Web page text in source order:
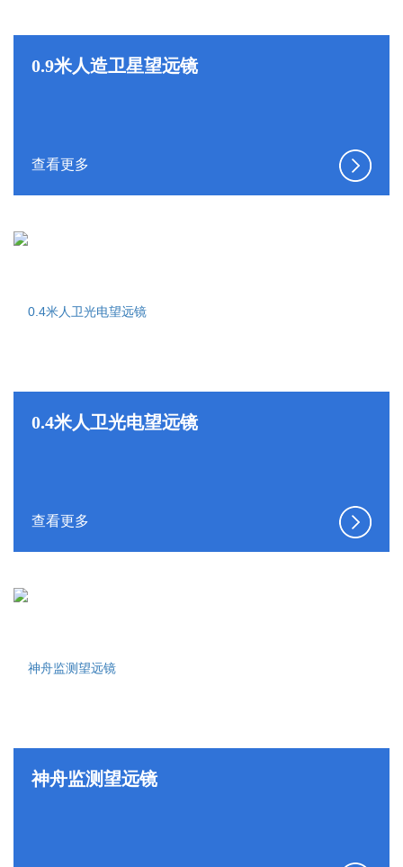
0.9米人造卫星望远镜
查看更多
0.4米人卫光电望远镜
查看更多
神舟监测望远镜